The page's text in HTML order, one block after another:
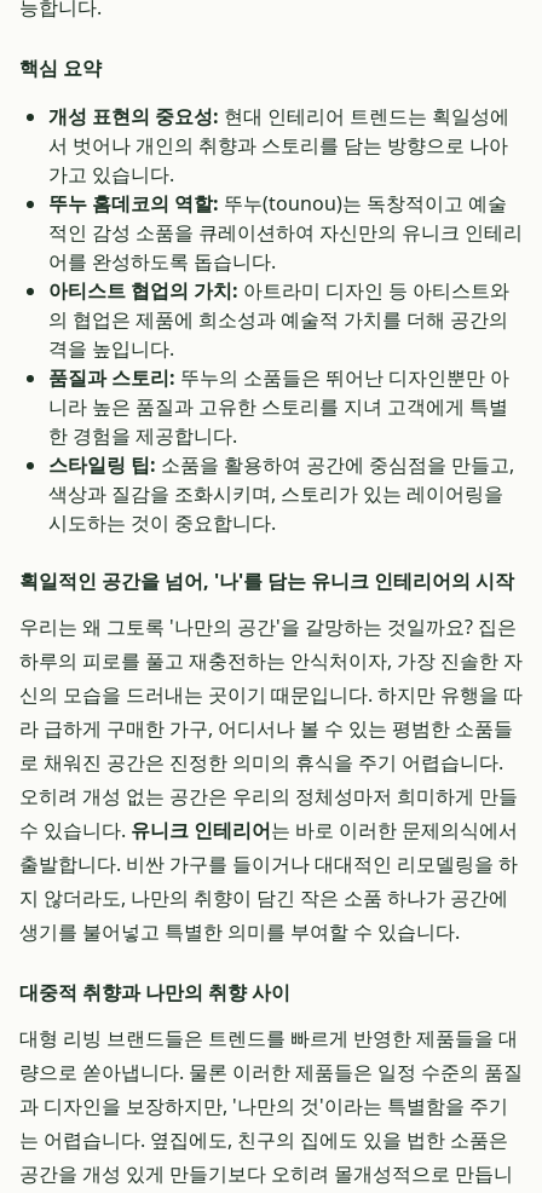
능합니다.
핵심 요약
개성 표현의 중요성: 현대 인테리어 트렌드는 획일성에
서 벗어나 개인의 취향과 스토리를 담는 방향으로 나아
가고 있습니다.
뚜누 홈데코의 역할: 뚜누(tounou)는 독창적이고 예술
적인 감성 소품을 큐레이션하여 자신만의 유니크 인테리
어를 완성하도록 돕습니다.
아티스트 협업의 가치: 아트라미 디자인 등 아티스트와
의 협업은 제품에 희소성과 예술적 가치를 더해 공간의
격을 높입니다.
품질과 스토리: 뚜누의 소품들은 뛰어난 디자인뿐만 아
니라 높은 품질과 고유한 스토리를 지녀 고객에게 특별
한 경험을 제공합니다.
스타일링 팁: 소품을 활용하여 공간에 중심점을 만들고,
색상과 질감을 조화시키며, 스토리가 있는 레이어링을
시도하는 것이 중요합니다.
획일적인 공간을 넘어, '나'를 담는 유니크 인테리어의 시작
우리는 왜 그토록 '나만의 공간'을 갈망하는 것일까요? 집은
하루의 피로를 풀고 재충전하는 안식처이자, 가장 진솔한 자
신의 모습을 드러내는 곳이기 때문입니다. 하지만 유행을 따
라 급하게 구매한 가구, 어디서나 볼 수 있는 평범한 소품들
로 채워진 공간은 진정한 의미의 휴식을 주기 어렵습니다.
오히려 개성 없는 공간은 우리의 정체성마저 희미하게 만들
수 있습니다. 유니크 인테리어는 바로 이러한 문제의식에서
출발합니다. 비싼 가구를 들이거나 대대적인 리모델링을 하
지 않더라도, 나만의 취향이 담긴 작은 소품 하나가 공간에
생기를 불어넣고 특별한 의미를 부여할 수 있습니다.
대중적 취향과 나만의 취향 사이
대형 리빙 브랜드들은 트렌드를 빠르게 반영한 제품들을 대
량으로 쏟아냅니다. 물론 이러한 제품들은 일정 수준의 품질
과 디자인을 보장하지만, '나만의 것'이라는 특별함을 주기
는 어렵습니다. 옆집에도, 친구의 집에도 있을 법한 소품은
공간을 개성 있게 만들기보다 오히려 몰개성적으로 만듭니